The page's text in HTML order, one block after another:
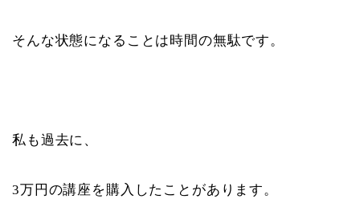
そんな状態になることは時間の無駄です。
私も過去に、
3万円の講座を購入したことがあります。